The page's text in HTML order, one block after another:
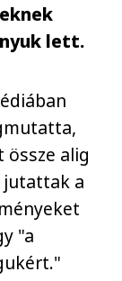
lett.
alig
jutattak a
"a